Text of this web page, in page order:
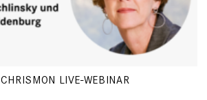
CHRISMON LIVE-WEBINAR